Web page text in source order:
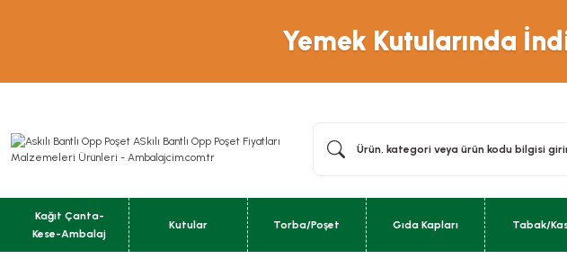
Yemek Kutularında
Kağıt Çanta-
Kese-Ambalaj
Kutular Torba/Poşet Gıda Kapları Tabak/